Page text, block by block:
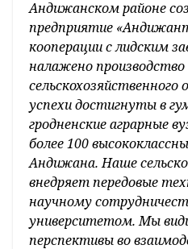
Андижанском районе
предприятие
кооперации с лидским
налажено производство
сельскохозяйственного
успехи достигнуты в
гродненские аграрные
более 100
Андижана. Наше
внедряет передовые
научному
университетом. Мы
перспективы во